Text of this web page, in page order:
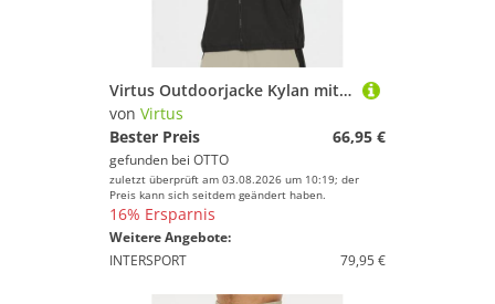
Virtus Outdoorjacke Kylan mit wasserabweisender Beschichtung
von Virtus
Bester Preis
66,95 €
gefunden bei OTTO
zuletzt überprüft am 03.08.2026 um 10:19; der
Preis kann sich seitdem geändert haben.
16% Ersparnis
Weitere Angebote:
INTERSPORT
79,95 €